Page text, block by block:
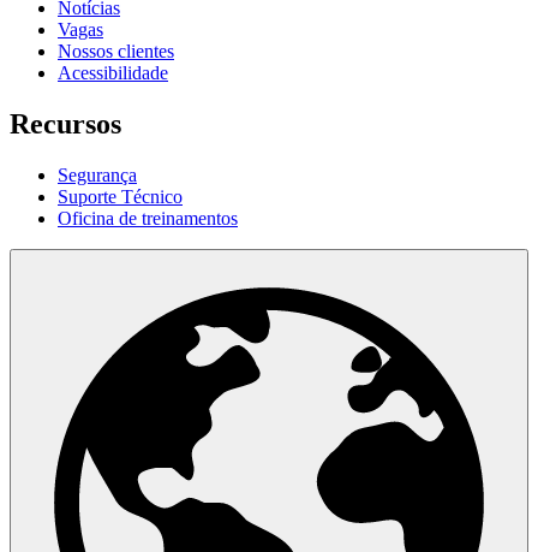
Notícias
Vagas
Nossos clientes
Acessibilidade
Recursos
Segurança
Suporte Técnico
Oficina de treinamentos